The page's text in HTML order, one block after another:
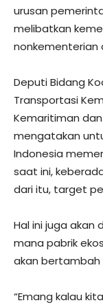
urusan
melibatkan
nonkementerian
Deputi Bidang
Transportasi
Kemaritiman
mengatakan
Indonesia
saat ini,
dari itu, target
Hal ini juga akan
mana pabrik
akan bertambah
“Emang kalau